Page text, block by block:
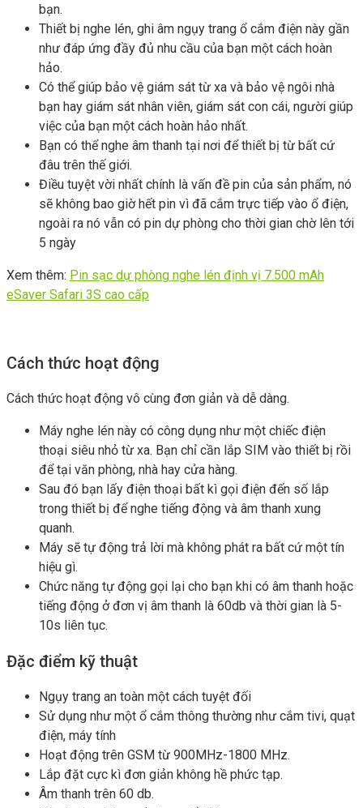
bạn.
Thiết bị nghe lén, ghi âm ngụy trang ổ cắm điện này gần
như đáp ứng đầy đủ nhu cầu của bạn một cách hoàn
hảo.
Có thể giúp bảo vệ giám sát từ xa và bảo vệ ngôi nhà
bạn hay giám sát nhân viên, giám sát con cái, người giúp
việc của bạn một cách hoàn hảo nhất.
Bạn có thể nghe âm thanh tại nơi để thiết bị từ bất cứ
đâu trên thế giới.
Điều tuyệt vời nhất chính là vấn đề pin của sản phẩm, nó
sẽ không bao giờ hết pin vì đã cắm trực tiếp vào ổ điện,
ngoài ra nó vẫn có pin dự phòng cho thời gian chờ lên tới
5 ngày
Xem thêm: Pin sạc dự phòng nghe lén định vị 7.500 mAh
eSaver Safari 3S cao cấp
Cách thức hoạt động
Cách thức hoạt động vô cùng đơn giản và dễ dàng.
Máy nghe lén này có công dụng như một chiếc điện
thoại siêu nhỏ từ xa. Bạn chỉ cần lắp SIM vào thiết bị rồi
để tại văn phòng, nhà hay cửa hàng.
Sau đó bạn lấy điện thoại bất kì gọi điện đến số lắp
trong thiết bị để nghe tiếng động và âm thanh xung
quanh.
Máy sẽ tự động trả lời mà không phát ra bất cứ một tín
hiệu gì.
Chức năng tự động gọi lại cho bạn khi có âm thanh hoặc
tiếng động ở đơn vị âm thanh là 60db và thời gian là 5-
10s liên tục.
Đặc điểm kỹ thuật
Ngụy trang an toàn một cách tuyệt đối
Sử dụng như một ổ cắm thông thường như cắm tivi, quạt
điện, máy tính
Hoạt động trên GSM từ 900MHz-1800 MHz.
Lắp đặt cực kì đơn giản không hề phức tạp.
Âm thanh trên 60 db.